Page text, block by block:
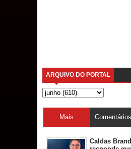
ARQUIVO DO PORTAL
Mais
acessadas
Comentários
Caldas